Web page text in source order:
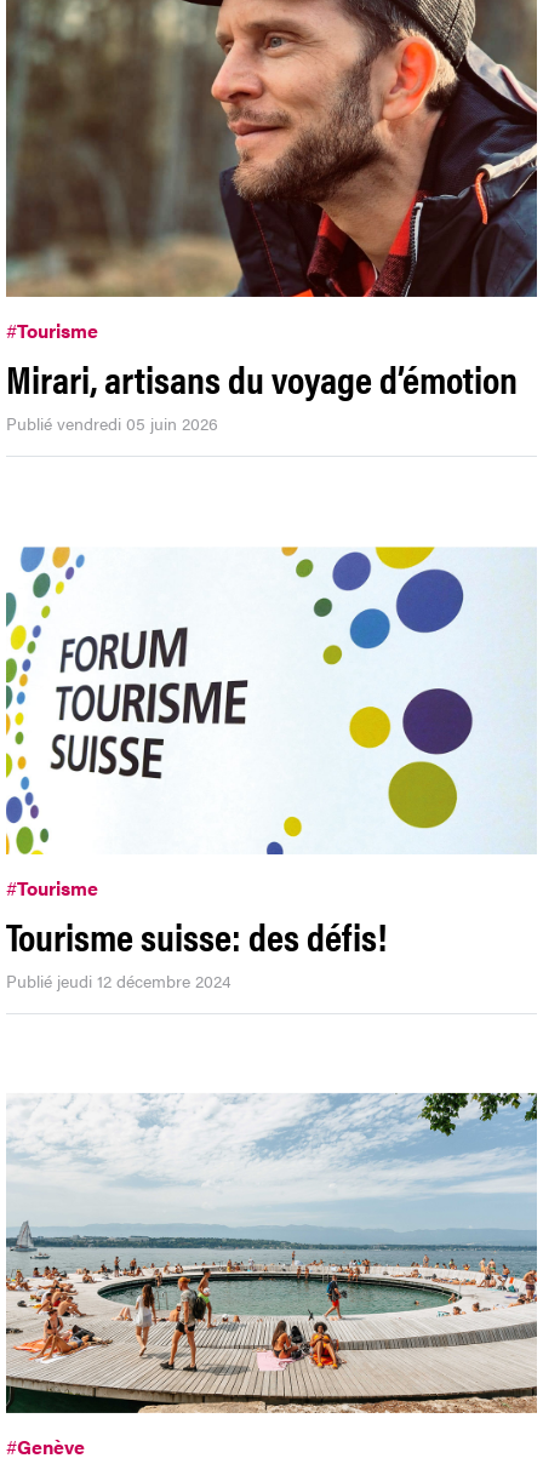
#Tourisme
Mirari, artisans du voyage d’émotion
Publié vendredi 05 juin 2026
#Tourisme
Tourisme suisse: des défis!
Publié jeudi 12 décembre 2024
#Genève